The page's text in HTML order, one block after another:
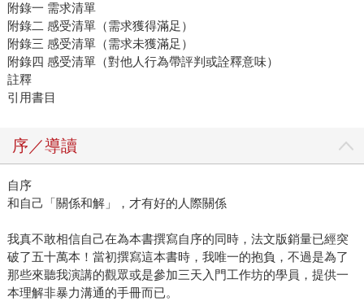
附錄一 需求清單
附錄二 感受清單（需求獲得滿足）
附錄三 感受清單（需求未獲滿足）
附錄四 感受清單（對他人行為帶評判或詮釋意味）
註釋
引用書目
序／導讀
自序
和自己「關係和解」，才有好的人際關係
我真不敢相信自己在為本書撰寫自序的同時，法文版銷量已經突
破了五十萬本！當初撰寫這本書時，我唯一的抱負，不過是為了
那些來聽我演講的觀眾或是參加三天入門工作坊的學員，提供一
本理解非暴力溝通的手冊而已。